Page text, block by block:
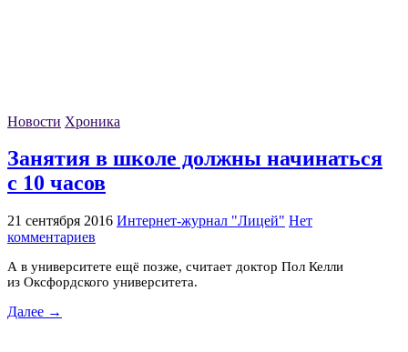
Новости Хроника
Занятия в школе должны начинаться
с 10 часов
21 сентября 2016 Интернет-журнал "Лицей" Нет
комментариев
А в университете ещё позже, считает доктор Пол Келли
из Оксфордского университета.
Далее →